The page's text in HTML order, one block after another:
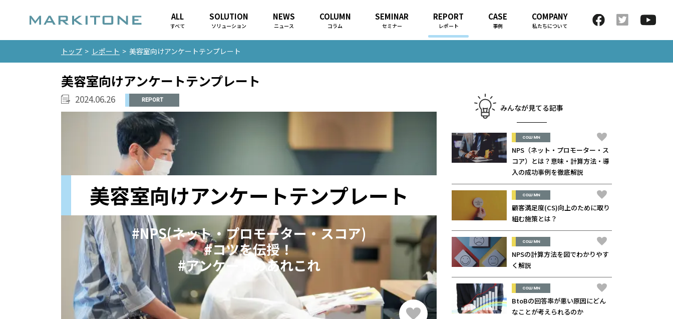
ALL
すべて
SOLUTION
ソリューション
NEWS
ニュース
COLUMN
コラム
SEMINAR
セミナー
REPORT
レポート
CASE
事例
COMPANY
私たちについて
トップ > レポート > 美容室向けアンケートテンプレート
美容室向けアンケートテンプレート
2024.06.26 REPORT
美容室向けアンケートテンプレート
#NPS(ネット・プロモーター・スコア)
#コツを伝授！
#アンケートのあれこれ
みんなが見てる記事
COLUMN
NPS（ネット・プロモーター・ス
コア）とは？意味・計算方法・導
入の成功事例を徹底解説
COLUMN
顧客満足度(CS)向上のために取り
組む施策とは？
COLUMN
NPSの計算方法を図でわかりやす
く解説
COLUMN
BtoBの回答率が悪い原因にどん
なことが考えられるのか